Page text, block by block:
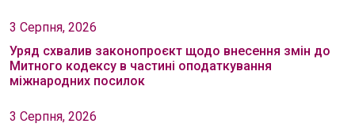
3 Серпня, 2026
Уряд схвалив законопроєкт щодо внесення змін до
Митного кодексу в частині оподаткування
міжнародних посилок
3 Серпня, 2026